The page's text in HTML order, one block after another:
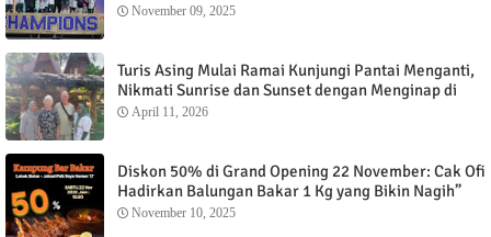
November 09, 2025
Turis Asing Mulai Ramai Kunjungi Pantai Menganti,
Nikmati Sunrise dan Sunset dengan Menginap di
Menganti Cottage
April 11, 2026
Diskon 50% di Grand Opening 22 November: Cak Ofi
Hadirkan Balungan Bakar 1 Kg yang Bikin Nagih”
November 10, 2025